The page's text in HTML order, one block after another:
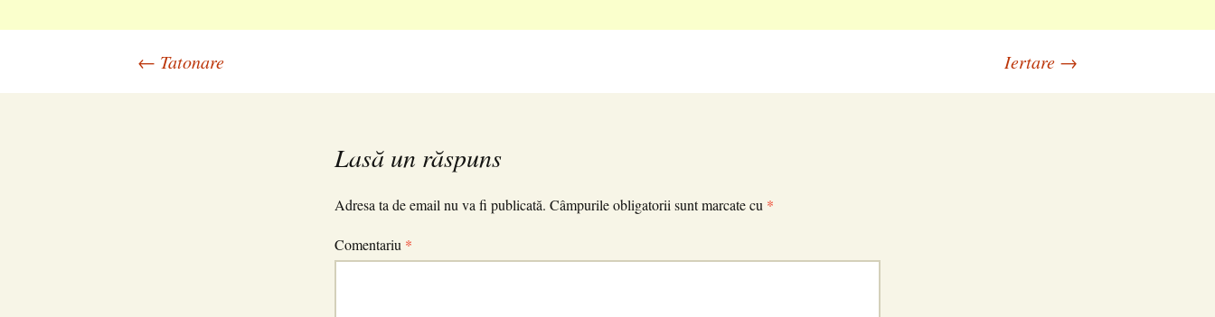
Navigare
← Tatonare Iertare →
Lasă un răspuns
Adresa ta de email nu va fi publicată. Câmpurile obligatorii sunt marcate cu *
Comentariu *